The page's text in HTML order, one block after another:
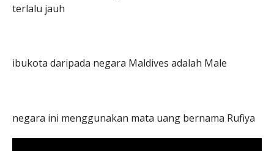
terlalu jauh
ibukota daripada negara Maldives adalah Male
negara ini menggunakan mata uang bernama Rufiya